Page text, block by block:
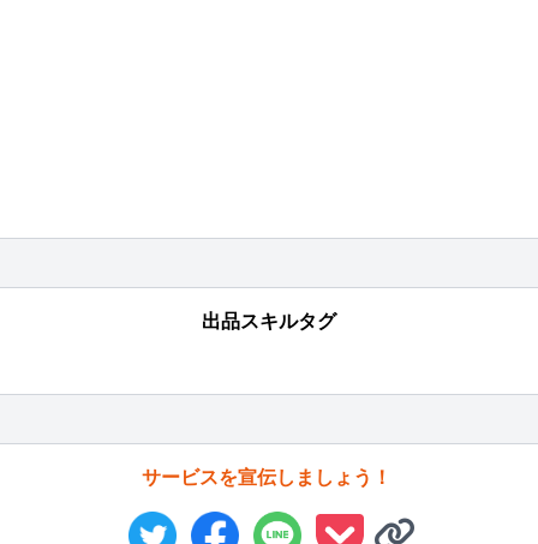
出品スキルタグ
サービスを宣伝しましょう！